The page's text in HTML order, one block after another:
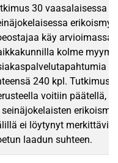
30 vaasalaisessa ja
käy arvioimassa
kolme
240 kpl.
voitiin päätellä,
seinäjokelaisten
ei löytynyt merkittäviä
laadun suhteen.